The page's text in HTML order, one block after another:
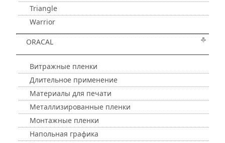
Triangle
Warrior
ORACAL
Витражные пленки
Длительное применение
Материалы для печати
Металлизированные пленки
Монтажные пленки
Напольная графика